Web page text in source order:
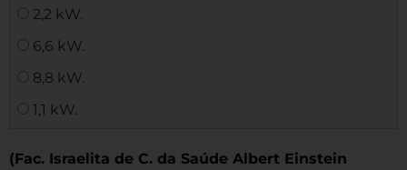
2,2 kW.
6,6 kW.
8,8 kW.
1,1 kW.
(Fac. Israelita de C. da Saúde Albert Einstein